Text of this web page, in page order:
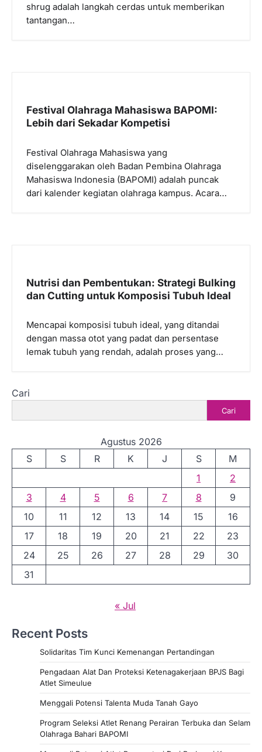
shrug adalah langkah cerdas untuk memberikan
tantangan…
Festival Olahraga Mahasiswa BAPOMI:
Lebih dari Sekadar Kompetisi
Festival Olahraga Mahasiswa yang
diselenggarakan oleh Badan Pembina Olahraga
Mahasiswa Indonesia (BAPOMI) adalah puncak
dari kalender kegiatan olahraga kampus. Acara…
Nutrisi dan Pembentukan: Strategi Bulking
dan Cutting untuk Komposisi Tubuh Ideal
Mencapai komposisi tubuh ideal, yang ditandai
dengan massa otot yang padat dan persentase
lemak tubuh yang rendah, adalah proses yang…
Cari
Cari
Agustus 2026
S
S R K J S
M
1
2
3
4 5 6 7 8
9
10
11 12 13 14 15
16
17
18 19 20 21 22
23
24
25 26 27 28 29
30
31
« Jul
Recent Posts
Solidaritas Tim Kunci Kemenangan Pertandingan
Pengadaan Alat Dan Proteksi Ketenagakerjaan BPJS Bagi
Atlet Simeulue
Menggali Potensi Talenta Muda Tanah Gayo
Program Seleksi Atlet Renang Perairan Terbuka dan Selam
Olahraga Bahari BAPOMI